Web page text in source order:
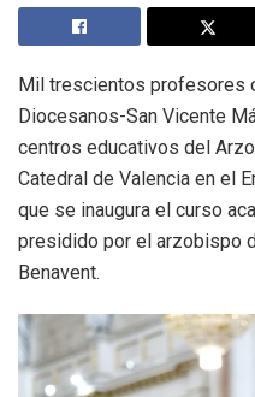
Mil trescientos profesores
Diocesanos-San Vicente
centros educativos del
Catedral de Valencia en el
que se inaugura el curso
presidido por el arzobispo
Benavent.